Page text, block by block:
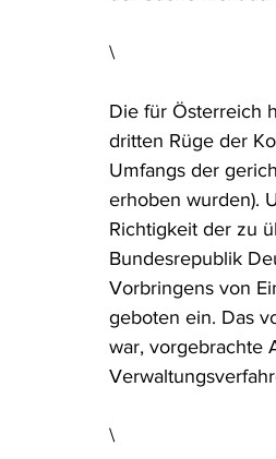
\
Die für Österreich
dritten Rüge der
Umfangs der
erhoben wurden).
Richtigkeit der zu
Bundesrepublik
Vorbringens von
geboten ein. Das
war, vorgebrachte
\